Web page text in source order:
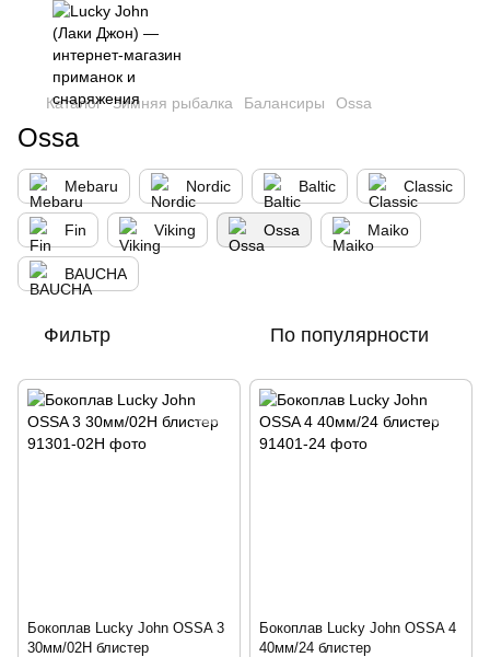
Каталог Зимняя рыбалка Балансиры Ossa
Ossa
Mebaru Nordic Baltic Classic
Fin Viking Ossa Maiko
BAUCHA
Фильтр По популярности
Бокоплав Lucky John OSSA 3
30мм/02H блистер
Бокоплав Lucky John OSSA 4
40мм/24 блистер